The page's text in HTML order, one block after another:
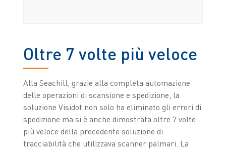
Oltre 7 volte più veloce
Alla Seachill, grazie alla completa automazione
delle operazioni di scansione e spedizione, la
soluzione Visidot non solo ha eliminato gli errori di
spedizione ma si è anche dimostrata oltre 7 volte
più veloce della precedente soluzione di
tracciabilità che utilizzava scanner palmari. La